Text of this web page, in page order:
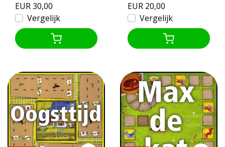
EUR 30,00
Vergelijk
EUR 20,00
Vergelijk